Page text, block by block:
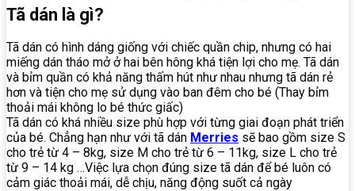
Tã dán là gì?
Tã dán có hình dáng giống với chiếc quần chip, nhưng có hai
miếng dán tháo mở ở hai bên hông khá tiện lợi cho mẹ. Tã dán
và bỉm quần có khả năng thấm hút như nhau nhưng tã dán rẻ
hơn và tiện cho mẹ sử dụng vào ban đêm cho bé (Thay bỉm
thoải mái không lo bé thức giấc)
Tã dán có khá nhiều size phù hợp với từng giai đoạn phát triển
của bé. Chẳng hạn như với tã dán Merries sẽ bao gồm size S
cho trẻ từ 4 – 8kg, size M cho trẻ từ 6 – 11kg, size L cho trẻ
từ 9 – 14 kg …Việc lựa chọn đúng size tã dán để bé luôn có
cảm giác thoải mái, dễ chịu, năng động suốt cả ngày